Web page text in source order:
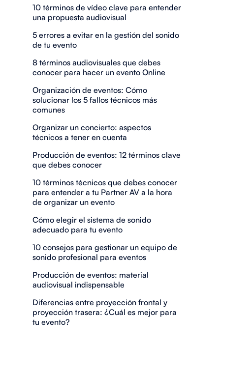
10 términos de vídeo clave para entender
una propuesta audiovisual
5 errores a evitar en la gestión del sonido
de tu evento
8 términos audiovisuales que debes
conocer para hacer un evento Online
Organización de eventos: Cómo
solucionar los 5 fallos técnicos más
comunes
Organizar un concierto: aspectos
técnicos a tener en cuenta
Producción de eventos: 12 términos clave
que debes conocer
10 términos técnicos que debes conocer
para entender a tu Partner AV a la hora
de organizar un evento
Cómo elegir el sistema de sonido
adecuado para tu evento
10 consejos para gestionar un equipo de
sonido profesional para eventos
Producción de eventos: material
audiovisual indispensable
Diferencias entre proyección frontal y
proyección trasera: ¿Cuál es mejor para
tu evento?